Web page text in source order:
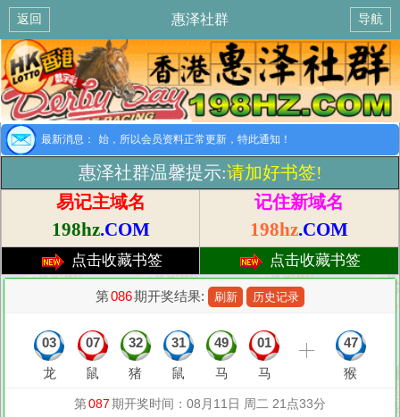
返回 惠泽社群 导航
最新消息：
示：8月1日开始，所以会员资料正常更新，特此通知！
惠泽社群温馨提示:请加好书签!
易记主域名
198hz.COM
记住新域名
198hz.COM
点击收藏书签 点击收藏书签